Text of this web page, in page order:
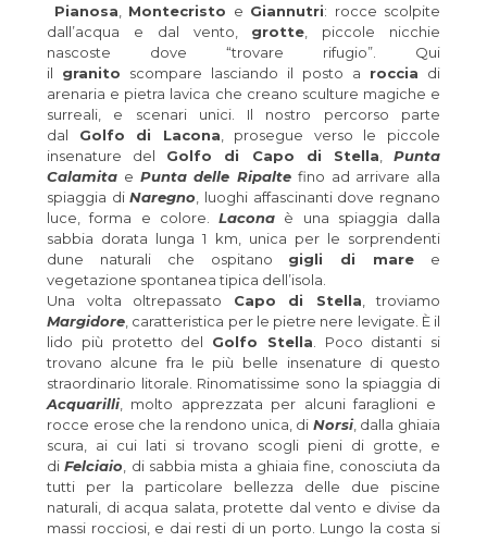
Pianosa
Montecristo e Giannutri: rocce scolpite
dall’acqua e dal vento, grotte , piccole nicchie
nascoste dove “trovare rifugio”. Qui
il granito scompare lasciando il posto a roccia di
arenaria e pietra lavica che creano sculture magiche e
surreali, e scenari unici. Il nostro percorso parte
dal Golfo di Lacona , prosegue verso le piccole
insenature del Golfo di Capo di Stella ,Punta
Calamita e Punta delle Ripalte fino ad arrivare alla
spiaggia diNaregno , luoghi affascinanti dove regnano
luce, forma e colore. Lacona è una spiaggia dalla
sabbia dorata lunga 1 km, unica per le sorprendenti
dune naturali che ospitano gigli di mare e
vegetazione spontanea tipica dell’isola.
Una volta oltrepassato Capo di Stella , troviamo
Margidore , caratteristica per le pietre nere levigate. È il
lido più protetto del Golfo Stella . Poco distanti si
trovano alcune fra le più
belle insenature di questo
straordinario litorale. Rinomatissime sono la spiaggia di
Acquarilli, molto apprezzata per alcuni faraglioni e
rocce erose che la rendono unica, di Norsi, dalla ghiaia
scura, ai cui lati si trovano scogli pieni di grotte, e
diFelciaio , di sabbia mista a ghiaia fine, conosciuta da
tutti per la particolare bellezza delle due piscine
naturali, di acqua salata, protette dal vento e divise da
massi rocciosi, e dai resti di un porto. Lungo la costa si